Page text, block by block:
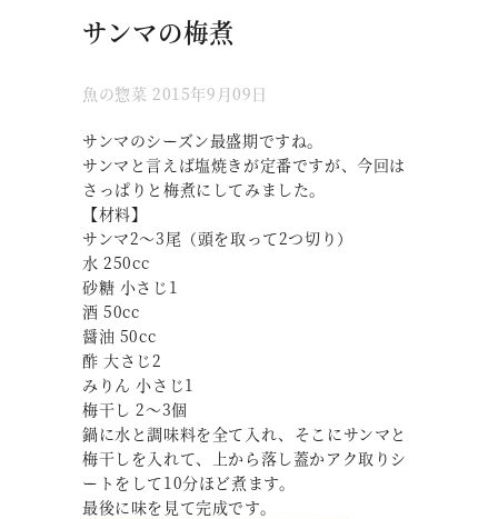
サンマの梅煮
魚の惣菜 2015年9月09日
サンマのシーズン最盛期ですね。
サンマと言えば塩焼きが定番ですが、今回は
さっぱりと梅煮にしてみました。
【材料】
サンマ2～3尾（頭を取って2つ切り）
水 250cc
砂糖 小さじ1
酒 50cc
醤油 50cc
酢 大さじ2
みりん 小さじ1
梅干し 2～3個
鍋に水と調味料を全て入れ、そこにサンマと
梅干しを入れて、上から落し蓋かアク取りシ
ートをして10分ほど煮ます。
最後に味を見て完成です。